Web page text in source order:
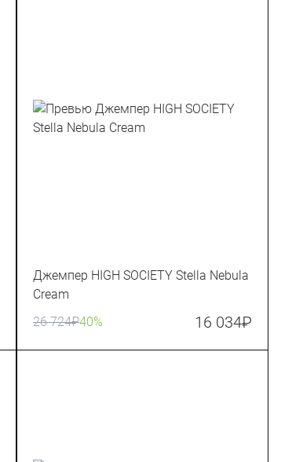
Джемпер HIGH SOCIETY Stella Nebula
Cream
26 724₽40% 16 034₽